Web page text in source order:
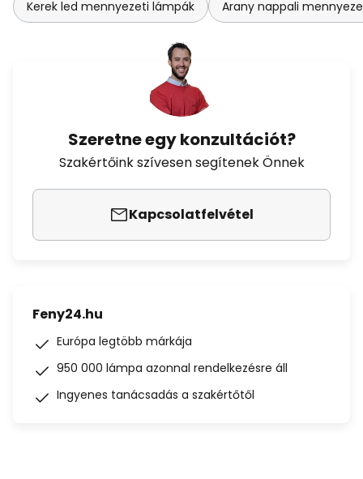
Kerek led mennyezeti lámpák Arany nappali
Szeretne egy konzultációt?
Szakértőink szívesen segítenek Önnek
Kapcsolatfelvétel
Feny24.hu
Európa legtöbb márkája
950 000 lámpa azonnal rendelkezésre áll
Ingyenes tanácsadás a szakértőtől